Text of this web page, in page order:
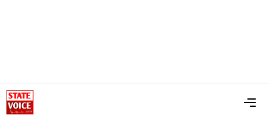
Skip
to
content